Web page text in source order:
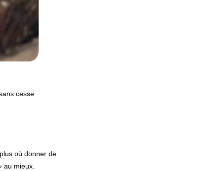
cesse
où donner de
au mieux.